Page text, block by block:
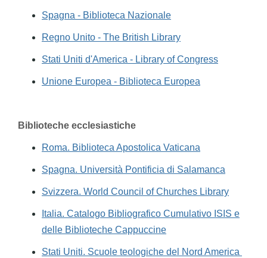
Spagna - Biblioteca Nazionale
Regno Unito - The British Library
Stati Uniti d'America - Library of Congress
Unione Europea - Biblioteca Europea
Biblioteche ecclesiastiche
Roma. Biblioteca Apostolica Vaticana
Spagna. Università Pontificia di Salamanca
Svizzera. World Council of Churches Library
Italia. Catalogo Bibliografico Cumulativo ISIS e
delle Biblioteche Cappuccine
Stati Uniti. Scuole teologiche del Nord America